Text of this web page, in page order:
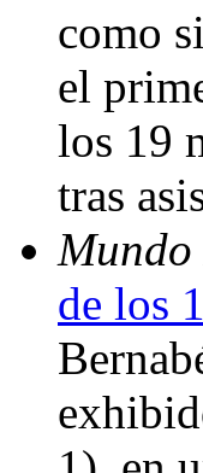
como
el
los 19
tras
de los